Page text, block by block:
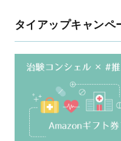
タイアップキャンペ